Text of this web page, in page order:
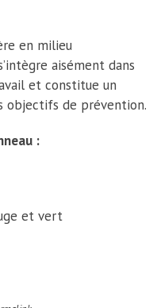
en milieu
aisément dans
et constitue un
objectifs de prévention.
:
et vert